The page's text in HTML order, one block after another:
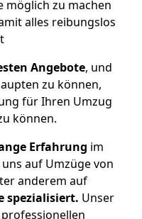
möglich zu machen
alles reibungslos
Angebote, und
zu können,
für Ihren Umzug
können.
Erfahrung im
auf Umzüge von
anderem auf
spezialisiert. Unser